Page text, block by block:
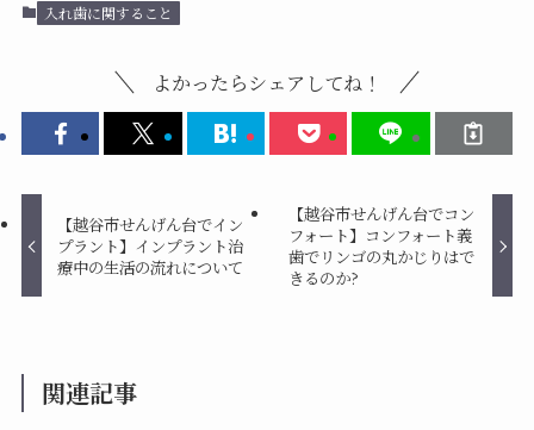
入れ歯に関すること
よかったらシェアしてね！
【越谷市せんげん台でイン
プラント】インプラント治
療中の生活の流れについて
【越谷市せんげん台でコン
フォート】コンフォート義
歯でリンゴの丸かじりはで
きるのか?
関連記事